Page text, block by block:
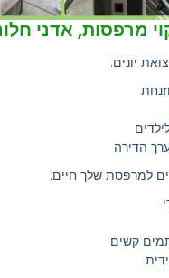
מרפסות, אדני
יונים:
הדירה
למרפסת שלך חיים:
קשים